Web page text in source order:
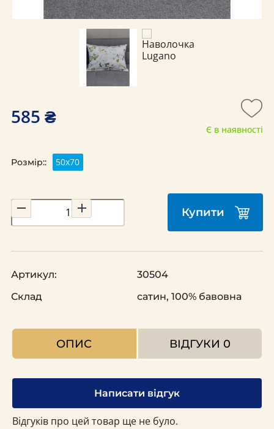
585 ₴
Є в наявності
Розмір:: 50х70
Купити
Артикул:
30504
Склад
сатин, 100% бавовна
ОПИС ВІДГУКИ 0
Написати відгук
Відгуків про цей товар ще не було.